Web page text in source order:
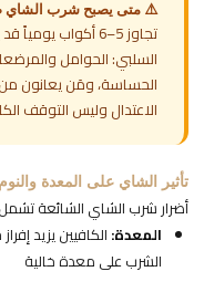
⚠️ متى يصبح شرب الشاي
تجاوز 5–6 أكواب
السلبي: الحوامل
الحساسة، ومَن يعانون من
الاعتدال وليس التوقف
تأثير الشاي على المعدة والنوم
أضرار شرب الشاي الشائعة تشمل
المعدة: الكافيين يزيد
الشرب على معدة خالية